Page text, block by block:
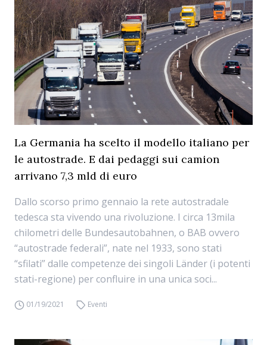
La Germania ha scelto il modello italiano per
le autostrade. E dai pedaggi sui camion
arrivano 7,3 mld di euro
Dallo scorso primo gennaio la rete autostradale
tedesca sta vivendo una rivoluzione. I circa 13mila
chilometri delle Bundesautobahnen, o BAB ovvero
“autostrade federali”, nate nel 1933, sono stati
“sfilati” dalle competenze dei singoli Länder (i potenti
stati-regione) per confluire in una unica soci...
01/19/2021 Eventi